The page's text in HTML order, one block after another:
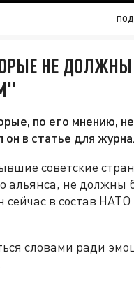
НЕ ДОЛЖНЫ
по его мнению,
в статье для
советские
альянса, не
сейчас в состав
словами ради